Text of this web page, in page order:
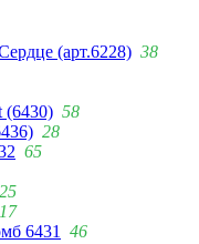
(арт.6228) 38
(6430) 58
28
65
25
17
6431
46